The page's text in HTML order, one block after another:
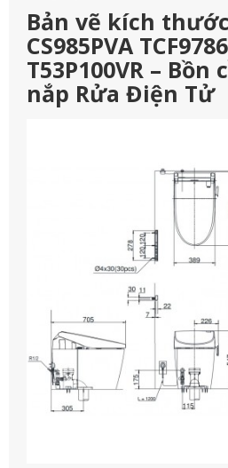
Bản vẽ kích thước
CS985PVA
T53P100VR – Bồn
nắp Rửa Điện Tử